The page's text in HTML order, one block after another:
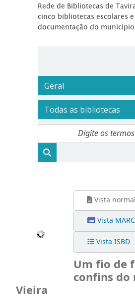
Rede de Bibliotecas de
cinco bibliotecas escolares
documentação do município.
Vista normal
Vista MARC
Vista ISBD
Um fio de
confins do
Vieira